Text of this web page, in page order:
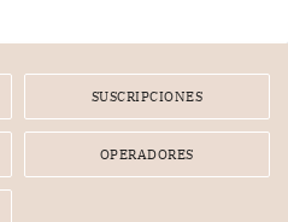
SUSCRIPCIONES
OPERADORES